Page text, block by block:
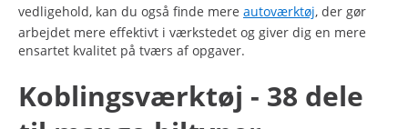
vedligehold, kan du også finde mere autoværktøj, der gør
arbejdet mere effektivt i værkstedet og giver dig en mere
ensartet kvalitet på tværs af opgaver.
Koblingsværktøj - 38 dele